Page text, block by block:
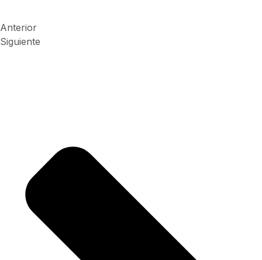
Anterior
Siguiente